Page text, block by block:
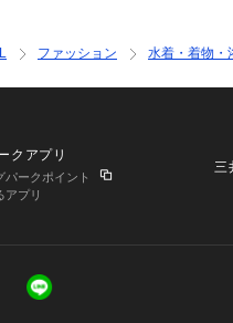
ファッション 水着・着物・
クアプリ
ークポイント
アプリ
三